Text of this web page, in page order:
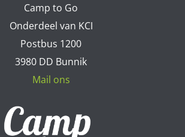
Camp to Go
Onderdeel van KCI
Postbus 1200
3980 DD Bunnik
Mail ons